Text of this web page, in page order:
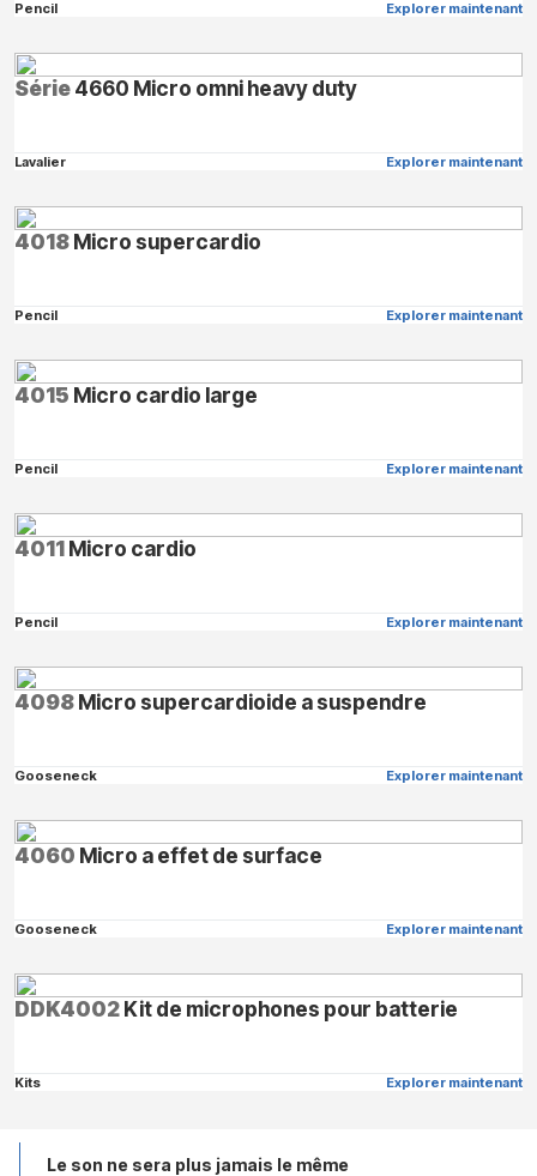
Pencil Explorer maintenant
Série4660 Micro omni heavy duty
Lavalier Explorer maintenant
4018Micro supercardio
Pencil Explorer maintenant
4015 Micro cardio large
Pencil Explorer maintenant
4011Micro cardio
Pencil Explorer maintenant
4098Micro supercardioide a suspendre
Gooseneck Explorer maintenant
4060 Micro a effet de surface
Gooseneck Explorer maintenant
DDK4002Kit de microphones pour batterie
Kits Explorer maintenant
Le son ne sera plus jamais le même